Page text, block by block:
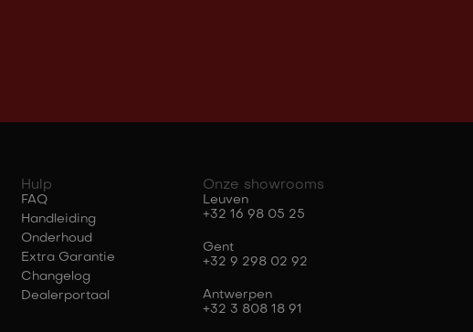
Hulp
FAQ
Handleiding
Onderhoud
Extra Garantie
Changelog
Dealerportaal
Onze showrooms
Leuven
+32 16 98 05 25
Gent
+32 9 298 02 92
Antwerpen
+32 3 808 18 91